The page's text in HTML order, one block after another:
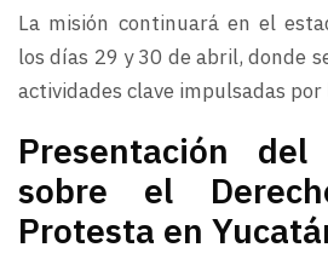
La misión continuará en el
los días 29 y 30 de abril, donde
actividades clave impulsadas por
Presentación
sobre el
Protesta en